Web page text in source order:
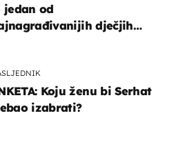
jedan od
dječjih
Koju ženu bi Serhat
izabrati?